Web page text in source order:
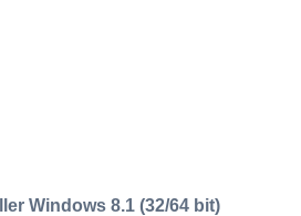
Windows 8.1 (32/64 bit)